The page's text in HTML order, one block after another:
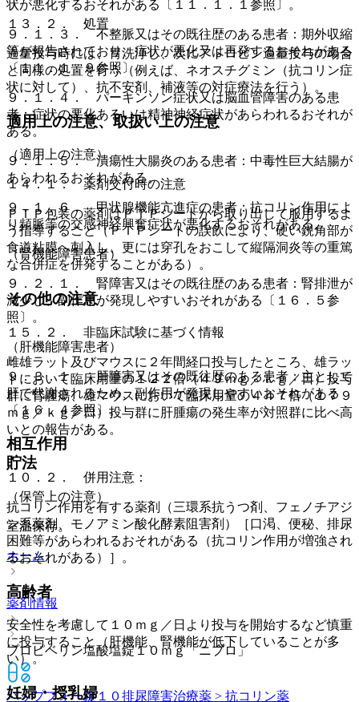
１３．２． 処置
過量投与時には、胃洗浄し、次にアトロピン過量投与の場合
と同様の処置を行う（例えば、ネオスチグミン（抗コリン症
状に対して）、抗不安剤、補液等の対症療法を行う）。
適用上の注意、取扱い上の注意
（適用上の注意）
１４．１． 薬剤交付時の注意
ＰＴＰ包装の薬剤はＰＴＰシートから取り出して服用するよ
う指導すること（ＰＴＰシートの誤飲により、硬い鋭角部が
食道粘膜へ刺入し、更には穿孔をおこして縦隔洞炎等の重篤
な合併症を併発することがある）。
その他の注意
１５．２． 非臨床試験に基づく情報
雌雄ラット及びマウスに２年間経口投与したところ、雄ラッ
トにおいて臨床用量の１２２倍（４９ｍｇ／ｋｇ／日）投与
群に腎腫瘍、雄マウスにおいて臨床用量の４４７倍（１７９
ｍｇ／ｋｇ／日）投与群に肝腫瘍の発生率が対照群に比べ高
いとの報告がある。
貯法
（保管上の注意）
室温保存。
ホーム
薬剤情報
プロピベリン塩酸塩錠１０ｍｇ「ニプロ」
バップフォー錠１０排尿障害治療薬 > 抗コリン薬
状が悪化するおそれがある〔１１．１．１参照〕。
９．１．３． 不整脈又はその既往歴のある患者：期外収縮
等が報告されており、症状が悪化又は再発するおそれがある
〔１１．１．９参照〕。
９．１．４． パーキンソン症状又は脳血管障害のある患
者：症状の悪化あるいは精神神経症状があらわれるおそれが
ある。
９．１．５． 潰瘍性大腸炎のある患者：中毒性巨大結腸が
あらわれるおそれがある。
９．１．６． 甲状腺機能亢進症の患者：抗コリン作用によ
り頻脈等の交感神経興奮症状が悪化するおそれがある。
（腎機能障害患者）
９．２．１． 腎障害又はその既往歴のある患者：腎排泄が
減少し、副作用が発現しやすいおそれがある〔１６．５参
照〕。
（肝機能障害患者）
９．３．１． 肝障害又はその既往歴のある患者：主として
肝で代謝されるため、副作用が発現しやすいおそれがある
〔１６．４参照〕。
相互作用
１０．２． 併用注意：
抗コリン作用を有する薬剤（三環系抗うつ剤、フェノチアジ
ン系薬剤、モノアミン酸化酵素阻害剤）［口渇、便秘、排尿
困難等があらわれるおそれがある（抗コリン作用が増強され
るおそれがある）］。
高齢者
安全性を考慮して１０ｍｇ／日より投与を開始するなど慎重
に投与すること（肝機能、腎機能が低下していることが多
い）。
妊婦・授乳婦